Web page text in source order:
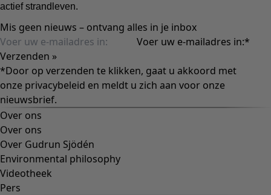
actief strandleven.
Mis geen nieuws – ontvang alles in je inbox
Voer uw e-mailadres in:*
Verzenden »
*Door op verzenden te klikken, gaat u akkoord met
onze privacybeleid en meldt u zich aan voor onze
nieuwsbrief.
Over ons
Over ons
Over Gudrun Sjödén
Environmental philosophy
Videotheek
Pers